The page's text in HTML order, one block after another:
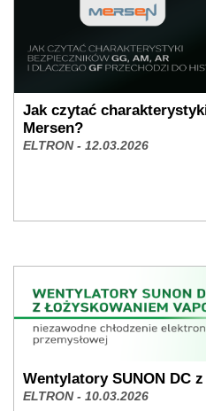
Jak czytać
Mersen?
ELTRON - 12.03.2026
Wentylatory SUNON DC
ELTRON - 10.03.2026